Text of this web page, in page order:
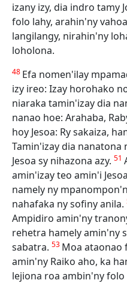
izany izy, dia indro tamy
folo lahy, arahin'ny
langilangy, nirahin'ny
loholona.
48 Efa nomen'ilay
izy ireo: Izay horohako
niaraka tamin'izay dia
nanao hoe: Arahaba,
hoy Jesoa: Ry sakaiza,
Tamin'izay dia nanatona
Jesoa sy nihazona azy. 51
amin'izay teo amin'i
namely ny
nahafaka ny sofiny anila.
Ampidiro amin'ny
rehetra hamely amin'ny
sabatra. 53 Moa ataonao
amin'ny Raiko aho, ka
lejiona roa ambin'ny folo